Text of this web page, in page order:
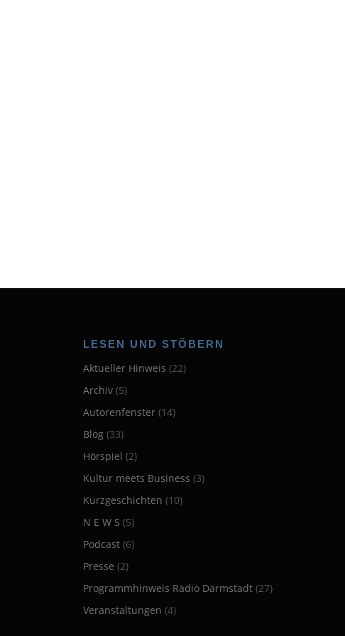
LESEN UND STÖBERN
Aktueller Hinweis (22)
Archiv (5)
Autorenfenster (14)
Blog (33)
Hörspiel (2)
Kultur meets Business (3)
Kurzgeschichten (10)
N E W S (5)
Podcast (6)
Presse (2)
Programmhinweis Radio Darmstadt (27)
Veranstaltungen (4)